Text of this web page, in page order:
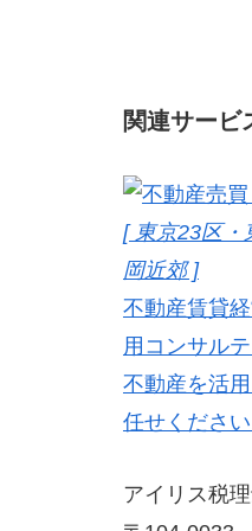
関連サービ
[ 東京23区・
岡近郊 ]
不動産賃貸
用コンサルテ
不動産を活
任せください
アイリス税